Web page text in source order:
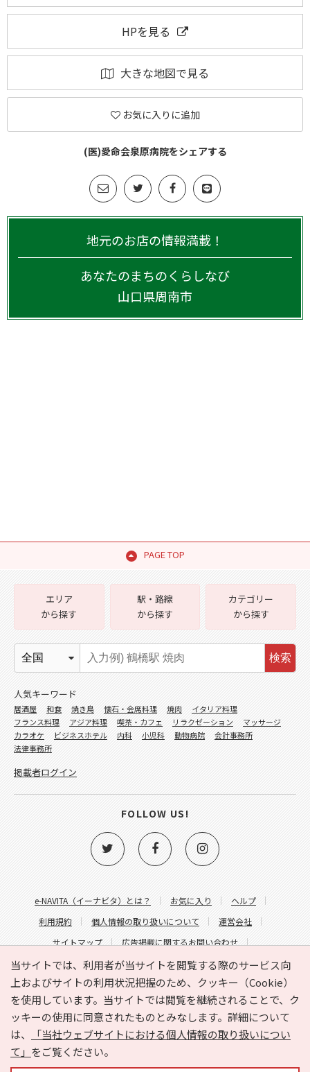
HPを見る
大きな地図で見る
お気に入りに追加
(医)愛命会泉原病院をシェアする
地元のお店の情報満載！
あなたのまちのくらしなび
山口県周南市
PAGE TOP
当サイトでは、利用者が当サイトを閲覧する際のサービス向
上およびサイトの利用状況把握のため、クッキー（Cookie）
を使用しています。当サイトでは閲覧を継続されることで、ク
ッキーの使用に同意されたものとみなします。詳細について
は、
「当社ウェブサイトにおける個人情報の取り扱いについ
て」 をご覧ください。
e-NAVITA（イーナビタ）とは？ お気に入り
ヘルプ
利用規約
個人情報の取り扱いについて
運営会社
サイトマップ
広告掲載に関するお問い合わせ
サイトの内容に関するお問い合わせ
エリア
から探す
駅・路線
から探す
カテゴリー
から探す
検索
人気キーワード
居酒屋 和食 焼き鳥 懐石・会席料理 焼肉
イタリア料理
フランス料理
アジア料理 喫茶・カフェ リラクゼーション
マッサージ
カラオケ
ビジネスホテル 内科 小児科 動物病院
会計事務所
法律事務所
掲載者ログイン
FOLLOW US!
Copyright © HYOJITO.Co.,Ltd. All Rights Reserved.